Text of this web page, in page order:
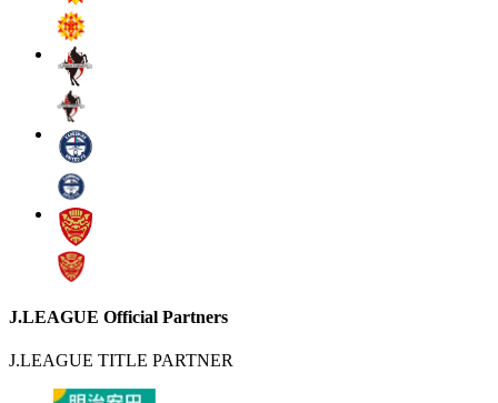
J.LEAGUE Official Partners
J.LEAGUE TITLE PARTNER